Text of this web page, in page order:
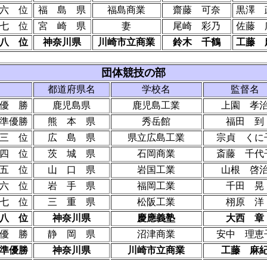
六 位 福 島 県 福島商業 齋藤 可奈
黒澤
七 位
宮 崎 県 妻 尾崎 彩乃
佐藤
八 位
神奈川県 川崎市立商業 鈴木 千鶴 工藤
団体競技の部
都道府県名 学校名
監督名
優 勝
鹿児島県 鹿児島工業
上園 孝
準優勝
熊 本 県 秀岳館
福田 到
三 位
広 島 県 県立広島工業
宗貞 くに
四 位
茨 城 県 石岡商業
斎藤 千代
五 位
山 口 県 岩国工業
山根 啓
六 位
岩 手 県 福岡工業
千田 晃
七 位
三 重 県 松阪工業
栩原 洋
八 位
神奈川県 慶應義塾
大西 章
優 勝
静 岡 県 沼津商業
安中 理恵
準優勝
神奈川県 川崎市立商業
工藤 麻